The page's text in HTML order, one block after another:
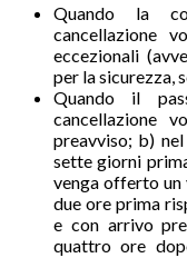
Quando la
cancellazione
eccezionali
per la sicurezza,
Quando il
cancellazione
preavviso; b)
sette giorni
venga offerto un
due ore prima
e con arrivo
quattro ore